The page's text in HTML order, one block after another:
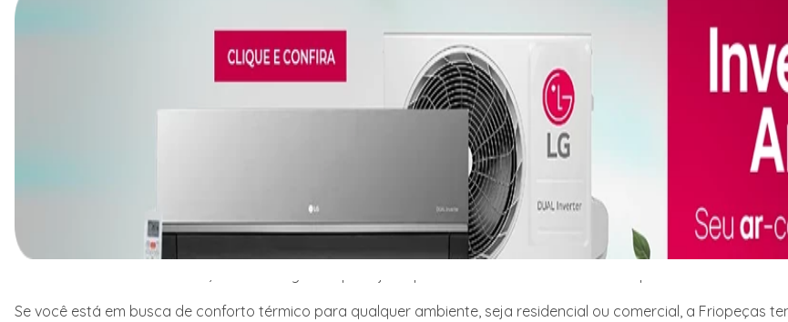
Se você está em busca de conforto térmico para qualquer ambiente, seja residencial ou comercial, a Friopeças
Se você está em busca de conforto térmico para qualquer ambiente, seja residencial ou comercial, a Friopeças